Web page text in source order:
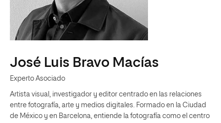
José Luis Bravo Macías
Experto Asociado
Artista visual, investigador y editor centrado en las relaciones
entre fotografía, arte y medios digitales. Formado en la Ciudad
de México y en Barcelona, entiende la fotografía como el centro